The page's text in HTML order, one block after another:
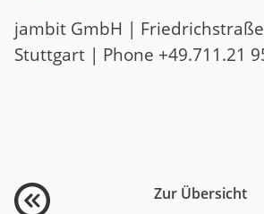
jambit GmbH |
Stuttgart | Phone +49.711.21
Zur Übersicht